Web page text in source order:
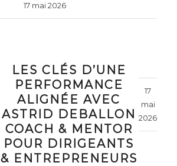
17 mai 2026
LES CLÉS D’UNE
PERFORMANCE
ALIGNÉE AVEC
ASTRID DEBALLON
COACH & MENTOR
POUR DIRIGEANTS
& ENTREPRENEURS
17
mai
2026